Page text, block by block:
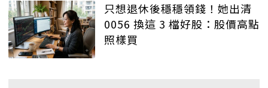
只想退休後穩穩領錢！她出清
0056 換這 3 檔好股：股價高點
照樣買